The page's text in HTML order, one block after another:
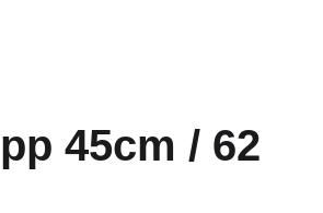
45cm / 62